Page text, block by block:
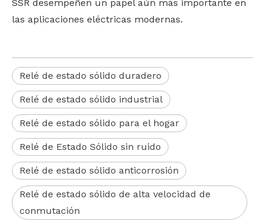
SSR desempeñen un papel aún más importante en
las aplicaciones eléctricas modernas.
Relé de estado sólido duradero
Relé de estado sólido industrial
Relé de estado sólido para el hogar
Relé de Estado Sólido sin ruido
Relé de estado sólido anticorrosión
Relé de estado sólido de alta velocidad de
conmutación